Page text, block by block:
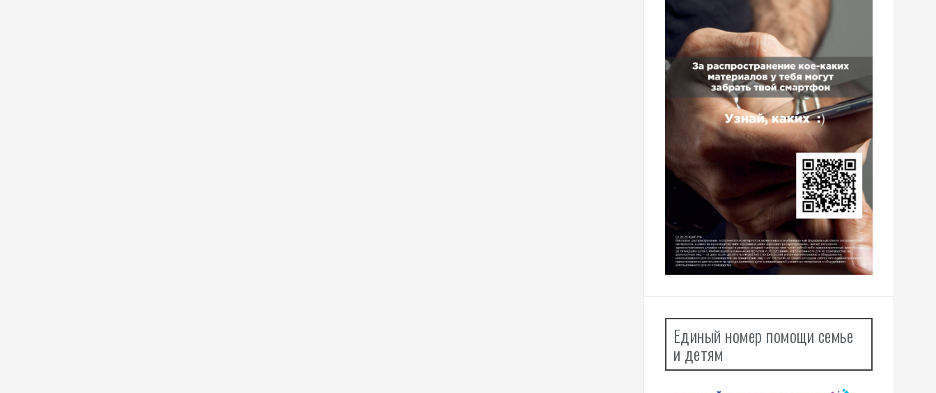
Единый номер помощи семье
и детям